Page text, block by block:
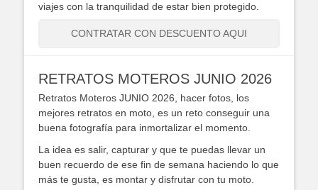
viajes con la tranquilidad de estar bien protegido.
CONTRATAR CON DESCUENTO AQUI
RETRATOS MOTEROS JUNIO 2026
Retratos Moteros JUNIO 2026, hacer fotos, los
mejores retratos en moto, es un reto conseguir una
buena fotografía para inmortalizar el momento.
La idea es salir, capturar y que te puedas llevar un
buen recuerdo de ese fin de semana haciendo lo que
más te gusta, es montar y disfrutar con tu moto.